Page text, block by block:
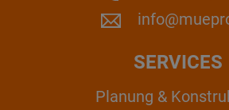
SERVICES
Planung &